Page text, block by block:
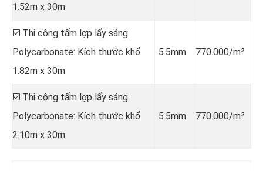
1.52m x 30m
☑️ Thi công tấm lợp lấy sáng
Polycarbonate: Kích thước khổ
1.82m x 30m
5.5mm 770.000/m²
☑️ Thi công tấm lợp lấy sáng
Polycarbonate: Kích thước khổ
2.10m x 30m
5.5mm 770.000/m²